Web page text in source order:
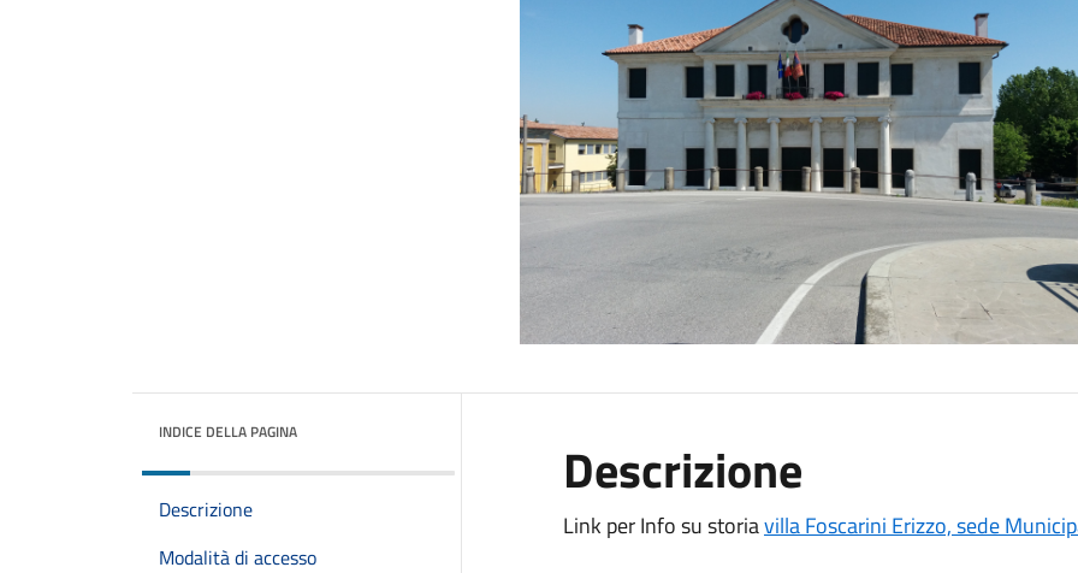
INDICE DELLA PAGINA
Descrizione
Modalità di accesso
Descrizione
Link per Info su storiavilla Foscarini Erizzo, sede